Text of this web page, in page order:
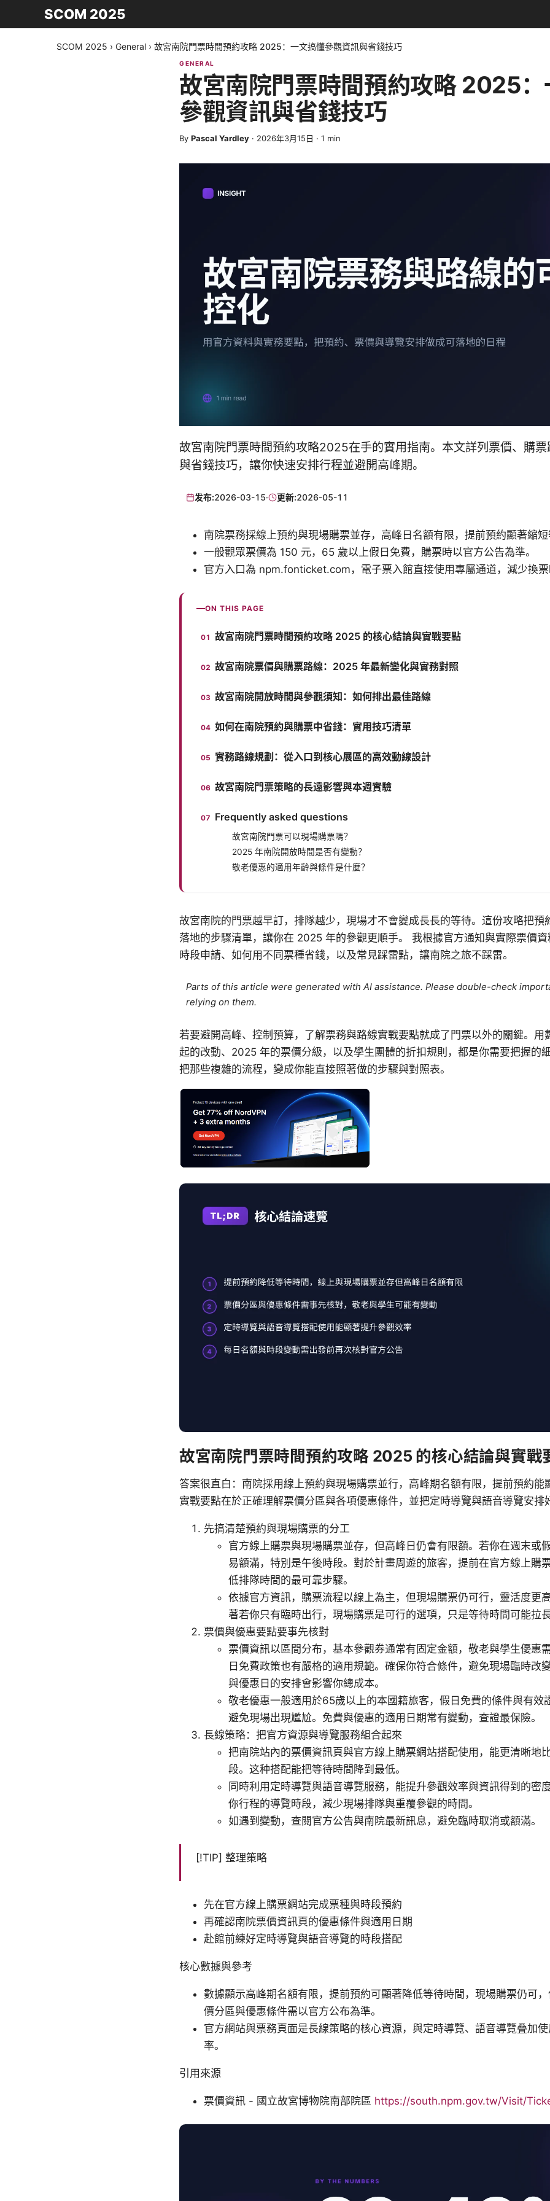
SCOM 2025
SCOM 2025 › General › 故宮南院門票時間預約攻略 2025：一文搞懂參觀資訊與省錢技巧
GENERAL
故宮南院門票時間預約攻略 2025
參觀資訊與省錢技巧
By Pascal Yardley · 2026年3月15日 · 1 min
故宮南院門票時間預約攻略2025在手的實用指南。本文詳列票價、購
與省錢技巧，讓你快速安排行程並避開高峰期。
发布:2026-03-15· 更新:2026-05-11
南院票務採線上預約與現場購票並存，高峰日名額有限，提前預約顯著縮
一般觀眾票價為 150 元，65 歲以上假日免費，購票時以官方公告為準。
官方入口為 npm.fonticket.com，電子票入館直接使用專屬通道，減少換
ON THIS PAGE
故宮南院門票時間預約攻略 2025 的核心結論與實戰要點
故宮南院票價與購票路線：2025 年最新變化與實務對照
故宮南院開放時間與參觀須知：如何排出最佳路線
如何在南院預約與購票中省錢：實用技巧清單
實務路線規劃：從入口到核心展區的高效動線設計
故宮南院門票策略的長遠影響與本週實驗
Frequently asked questions
故宮南院門票可以現場購票嗎？
2025 年南院開放時間是否有變動？
敬老優惠的適用年齡與條件是什麼？
故宮南院的門票越早訂，排隊越少，現場才不會變成長長的等待。這份攻略把預
落地的步驟清單，讓你在 2025 年的參觀更順手。 我根據官方通知與實際票價
時段申請、如何用不同票種省錢，以及常見踩雷點，讓南院之旅不踩雷。
Parts of this article were generated with AI assistance. Please double-check
relying on them.
若要避開高峰、控制預算，了解票務與路線實戰要點就成了門票以外的關鍵。
起的改動、2025 年的票價分級，以及學生團體的折扣規則，都是你需要把握的
把那些複雜的流程，變成你能直接照著做的步驟與對照表。
故宮南院門票時間預約攻略 2025 的核心結論與實戰
答案很直白：南院採用線上預約與現場購票並行，高峰期名額有限，提前預約能
實戰要點在於正確理解票價分區與各項優惠條件，並把定時導覽與語音導覽安排
先搞清楚預約與現場購票的分工
官方線上購票與現場購票並存，但高峰日仍會有限額。若你在週末或
易額滿，特別是午後時段。對於計畫周遊的旅客，提前在官方線上購
低排隊時間的最可靠步驟。
依據官方資訊，購票流程以線上為主，但現場購票仍可行，靈活度更
著若你只有臨時出行，現場購票是可行的選項，只是等待時間可能拉
票價與優惠要點要事先核對
票價資訊以區間分布，基本參觀券通常有固定金額，敬老與學生優惠
日免費政策也有嚴格的適用規範。確保你符合條件，避免現場臨時改
與優惠日的安排會影響你總成本。
敬老優惠一般適用於65歲以上的本國籍旅客，假日免費的條件與有效
避免現場出現尷尬。免費與優惠的適用日期常有變動，查證最保險。
長線策略：把官方資源與導覽服務組合起來
把南院站內的票價資訊頁與官方線上購票網站搭配使用，能更清晰地
段。这种搭配能把等待時間降到最低。
同時利用定時導覽與語音導覽服務，能提升參觀效率與資訊得到的密
你行程的導覽時段，減少現場排隊與重覆參觀的時間。
如遇到變動，查閱官方公告與南院最新訊息，避免臨時取消或額滿。
[!TIP] 整理策略
先在官方線上購票網站完成票種與時段預約
再確認南院票價資訊頁的優惠條件與適用日期
赴館前練好定時導覽與語音導覽的時段搭配
核心數據與參考
數據顯示高峰期名額有限，提前預約可顯著降低等待時間，現場購票仍可
價分區與優惠條件需以官方公布為準。
官方網站與票務頁面是長線策略的核心資源，與定時導覽、語音導覽叠加
率。
引用來源
票價資訊 - 國立故宮博物院南部院區 https://south.npm.gov.tw/Visit/